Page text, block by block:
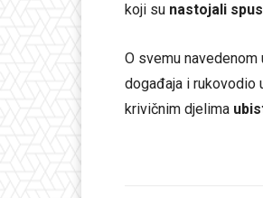
koji su nastojali
O svemu navedenom
događaja i rukovodio
krivičnim djelima